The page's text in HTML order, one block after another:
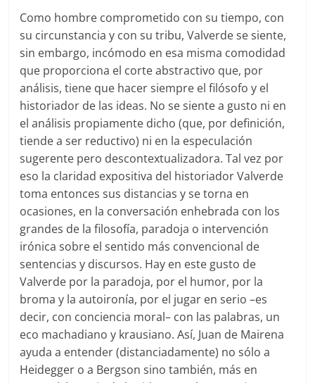
Como hombre comprometido con su tiempo, con
su circunstancia y con su tribu, Valverde se siente,
sin embargo, incómodo en esa misma comodidad
que proporciona el corte abstractivo que, por
análisis, tiene que hacer siempre el filósofo y el
historiador de las ideas. No se siente a gusto ni en
el análisis propiamente dicho (que, por definición,
tiende a ser reductivo) ni en la especulación
sugerente pero descontextualizadora. Tal vez por
eso la claridad expositiva del historiador Valverde
toma entonces sus distancias y se torna en
ocasiones, en la conversación enhebrada con los
grandes de la filosofía, paradoja o intervención
irónica sobre el sentido más convencional de
sentencias y discursos. Hay en este gusto de
Valverde por la paradoja, por el humor, por la
broma y la autoironía, por el jugar en serio –es
decir, con conciencia moral– con las palabras, un
eco machadiano y krausiano. Así, Juan de Mairena
ayuda a entender (distanciadamente) no sólo a
Heidegger o a Bergson sino también, más en